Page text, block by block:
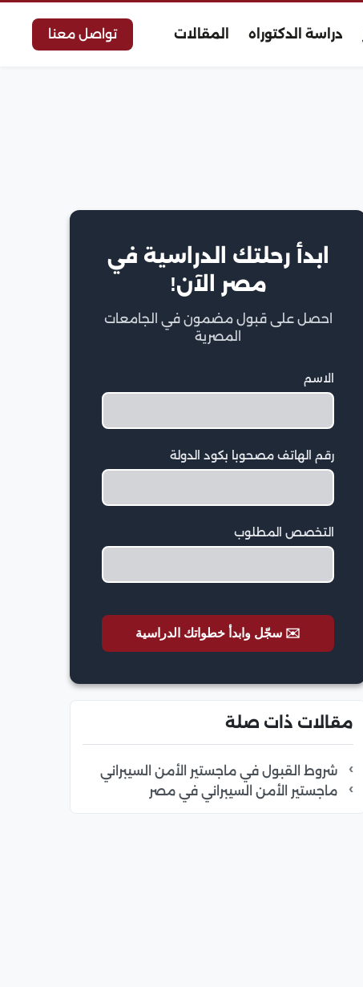
دراسة الدكتوراه المقالات تواصل معنا
ابدأ رحلتك الدراسية في
مصر الآن!
احصل على قبول مضمون في الجامعات
المصرية
الاسم
رقم الهاتف مصحوبا بكود الدولة
التخصص المطلوب
✉️ سجّل وابدأ خطواتك الدراسية
مقالات ذات صلة
شروط القبول في ماجستير الأمن السيبراني
ماجستير الأمن السيبراني في مصر